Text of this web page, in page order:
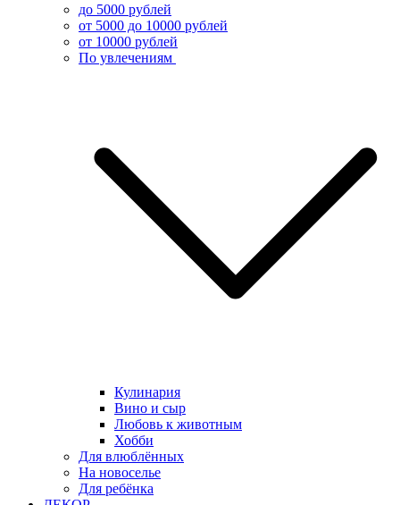
до 5000 рублей
от 5000 до 10000 рублей
от 10000 рублей
По увлечениям
Кулинария
Вино и сыр
Любовь к животным
Хобби
Для влюблённых
На новоселье
Для ребёнка